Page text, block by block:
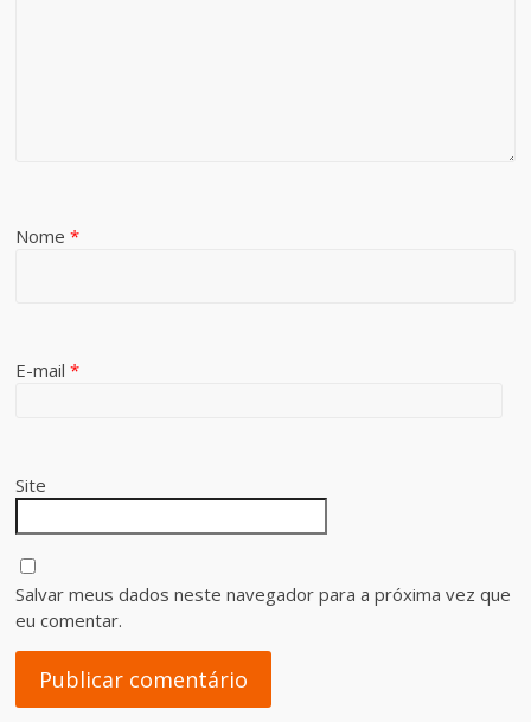
Nome*
E-mail*
Site
Salvar meus dados neste navegador para a próxima vez que
eu comentar.